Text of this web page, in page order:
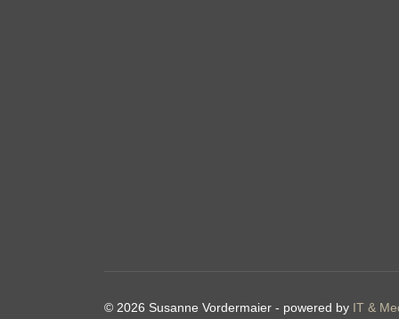
© 2026 Susanne Vordermaier - powered by IT &